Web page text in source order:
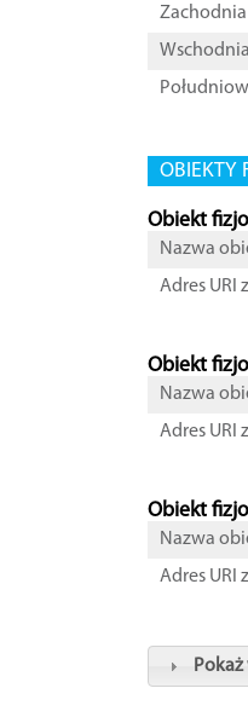
Zachodnia
OBIEKTY
Obiekt
Nazwa
Adres URI
Obiekt
Nazwa
Adres URI
Obiekt
Nazwa
Adres URI